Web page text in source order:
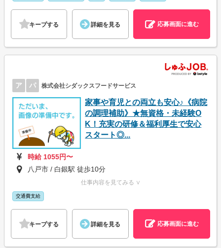
キープする 詳細を見る 応募画面に進む
ア パ 株式会社シダックスフードサービス
家事や育児との両立も安心♪《病院
の調理補助》★無資格・未経験O
K！充実の研修＆福利厚生で安心
スタート◎...
時給 1055円〜
八戸市 / 白銀駅 徒歩10分
仕事内容を見てみる ∨
交通費支給
キープする 詳細を見る 応募画面に進む